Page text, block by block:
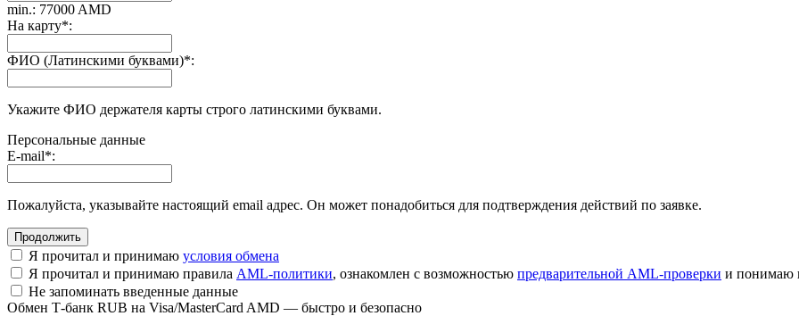
min.: 77000 AMD
На карту*:
ФИО (Латинскими буквами)*:
Укажите ФИО держателя карты строго латинскими буквами.
Персональные данные
E-mail*:
Пожалуйста, указывайте настоящий email адрес. Он может понадобиться для подтверждения действий по заявке.
Я прочитал и принимаю условия обмена
Я прочитал и принимаю правила AML-политики, ознакомлен с возможностью предварительной AML-проверки и понимаю
Не запоминать введенные данные
Обмен Т-банк RUB на Visa/MasterCard AMD — быстро и безопасно